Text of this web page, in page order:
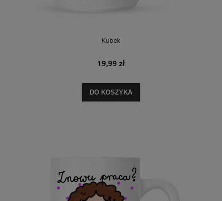
Kubek
19,99 zł
DO KOSZYKA